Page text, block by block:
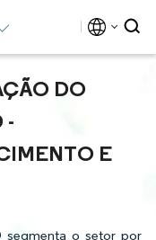
DO
-
E
o setor por